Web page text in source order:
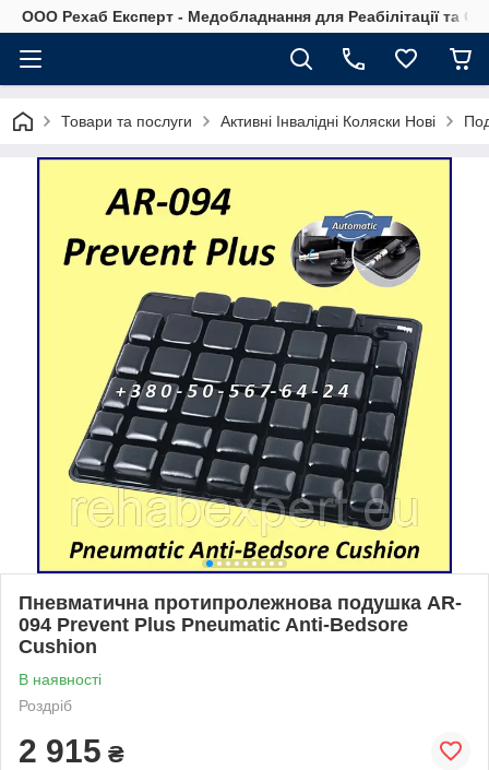
OOO Рехаб Експерт - Медобладнання для Реабілітації та
Товари та послуги Активні Інвалідні Коляски Нові
Пневматична протипролежнова подушка AR-
094 Prevent Plus Pneumatic Anti-Bedsore
Cushion
В наявності
Роздріб
2 915 ₴